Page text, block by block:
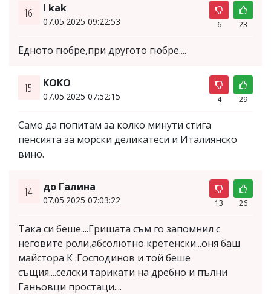
16. I kak
07.05.2025 09:22:53 6 23
Едното гюбре,при другото гюбре....
15. КОКО
07.05.2025 07:52:15 4 29
Само да попитам за колко минути стига
пенсията за морски деликатеси и Италиянско
вино.
14. до Галина
07.05.2025 07:03:22 13 26
Така си беше....Гришата съм го запомнил с
неговите роли,абсолютно кретенски...оня баш
майстора К .Господинов и той беше
същия....селски тарикати на дребно и пълни
Ганьовци простаци....